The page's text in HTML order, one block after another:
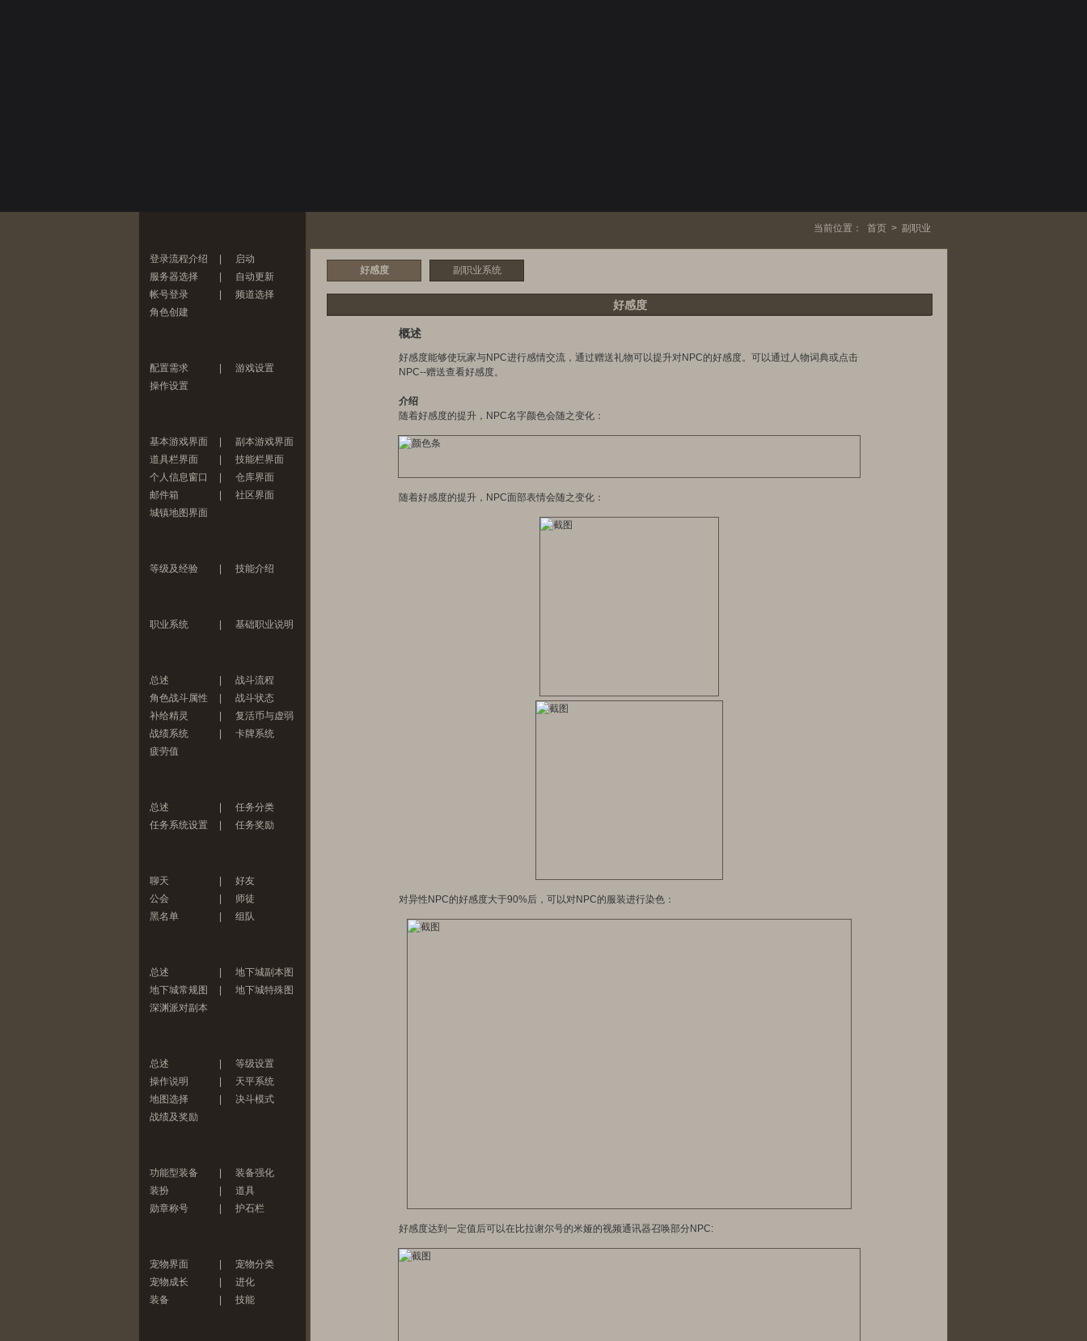
登录流程介绍
启动
服务器选择
自动更新
帐号登录
频道选择
角色创建
配置需求
游戏设置
操作设置
基本游戏界面
副本游戏界面
道具栏界面
技能栏界面
个人信息窗口
仓库界面
邮件箱
社区界面
城镇地图界面
等级及经验 技能介绍
职业系统 基础职业说明
总述
战斗流程
角色战斗属性
战斗状态
补给精灵
复活币与虚弱
战绩系统
卡牌系统
疲劳值
总述
任务分类
任务系统设置
任务奖励
聊天
好友
公会
师徒
黑名单
组队
总述
地下城副本图
地下城常规图
地下城特殊图
深渊派对副本
总述
等级设置
操作说明
天平系统
地图选择
决斗模式
战绩及奖励
功能型装备
装备强化
装扮
道具
勋章称号
护石栏
宠物界面
宠物分类
宠物成长
进化
装备
技能
当前位置： 首页 > 副职业
好感度 副职业系统
好感度
概述
好感度能够使玩家与NPC进行感情交流，通过赠送礼物可以提升对NPC的好感度。可以通过人物词典或点击
NPC--赠送查看好感度。
介绍
随着好感度的提升，NPC名字颜色会随之变化：
随着好感度的提升，NPC面部表情会随之变化：
对异性NPC的好感度大于90%后，可以对NPC的服装进行染色：
好感度达到一定值后可以在比拉谢尔号的米娅的视频通讯器召唤部分NPC: